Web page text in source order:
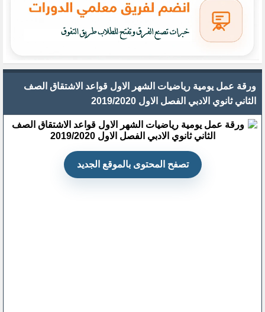
ورقة عمل يومية رياضيات الشهر الاول قواعد الاشتقاق الصف
الثاني ثانوي الادبي الفصل الاول 2019/2020
تصفح المحتوى بالموقع الجديد